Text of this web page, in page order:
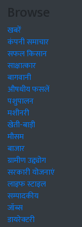
Browse
खबरें
कंपनी समाचार
सफल किसान
साक्षात्कार
बागवानी
औषधीय फसलें
पशुपालन
मशीनरी
खेती-बाड़ी
मौसम
बाजार
ग्रामीण उद्द्योग
सरकारी योजनाएं
लाइफ स्टाइल
सम्पादकीय
जॉब्स
डायरेक्टरी